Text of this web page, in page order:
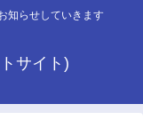
知らせしていきます
サイト)